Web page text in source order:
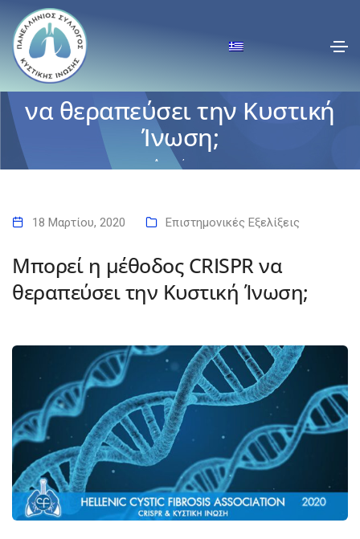
Μπορεί η μέθοδος CRISPR
να θεραπεύσει την Κυστική
Ίνωση;
Αρχική
18 Μαρτίου, 2020 Επιστημονικές Εξελίξεις
Μπορεί η μέθοδος CRISPR να
θεραπεύσει την Κυστική Ίνωση;